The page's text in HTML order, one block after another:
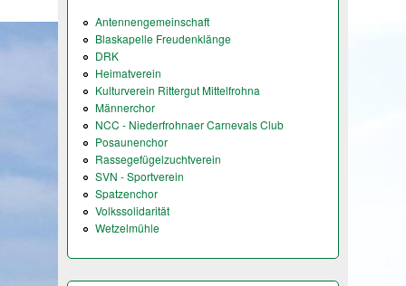
Antennengemeinschaft
Blaskapelle Freudenklänge
DRK
Heimatverein
Kulturverein Rittergut Mittelfrohna
Männerchor
NCC - Niederfrohnaer Carnevals Club
Posaunenchor
Rassegefügelzuchtverein
SVN - Sportverein
Spatzenchor
Volkssolidarität
Wetzelmühle